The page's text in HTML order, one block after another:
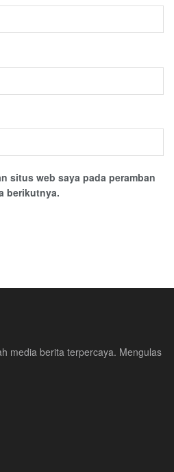
situs web saya pada peramban
berikutnya.
media berita terpercaya. Mengulas